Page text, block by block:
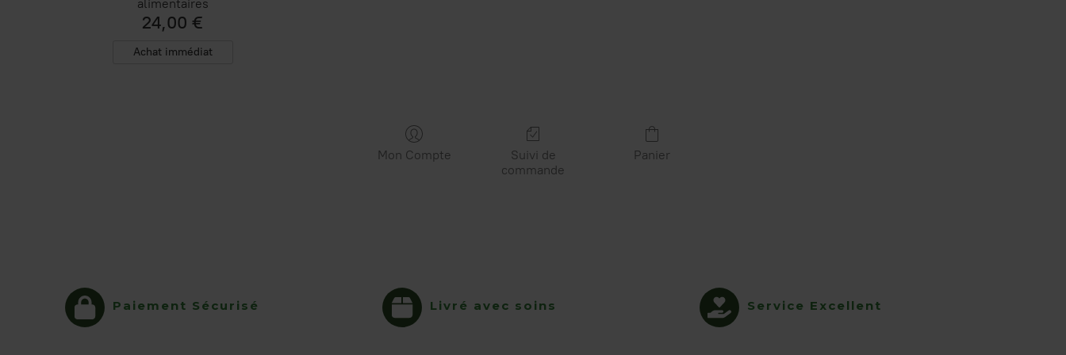
alimentaires
24,00 €
Achat immédiat
Mon Compte
Suivi de
commande
Panier
Paiement Sécurisé Livré avec soins Service Excellent